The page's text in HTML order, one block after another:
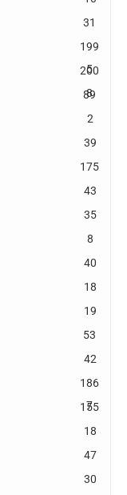
31
199
5
200
8
89
2
39
175
43
35
8
40
18
19
53
42
186
7
155
18
47
30